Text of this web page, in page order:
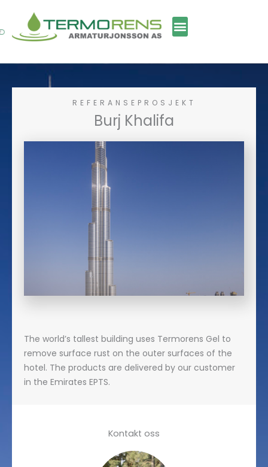
content
REFERANSEPROSJEKT
Burj Khalifa
The world’s tallest building uses Termorens Gel to
remove surface rust on the outer surfaces of the
hotel. The products are delivered by our customer
in the Emirates EPTS.
Kontakt oss